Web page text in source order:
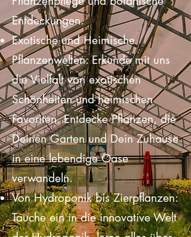
Pflanzenpflege und botanische
Entdeckungen.
Exotische und Heimische
Pflanzenwelten: Erkunde mit uns
die Vielfalt von exotischen
Schönheiten und heimischen
Favoriten. Entdecke Pflanzen, die
Deinen Garten und Dein Zuhause
in eine lebendige Oase
verwandeln.
Von Hydroponik bis Zierpflanzen: